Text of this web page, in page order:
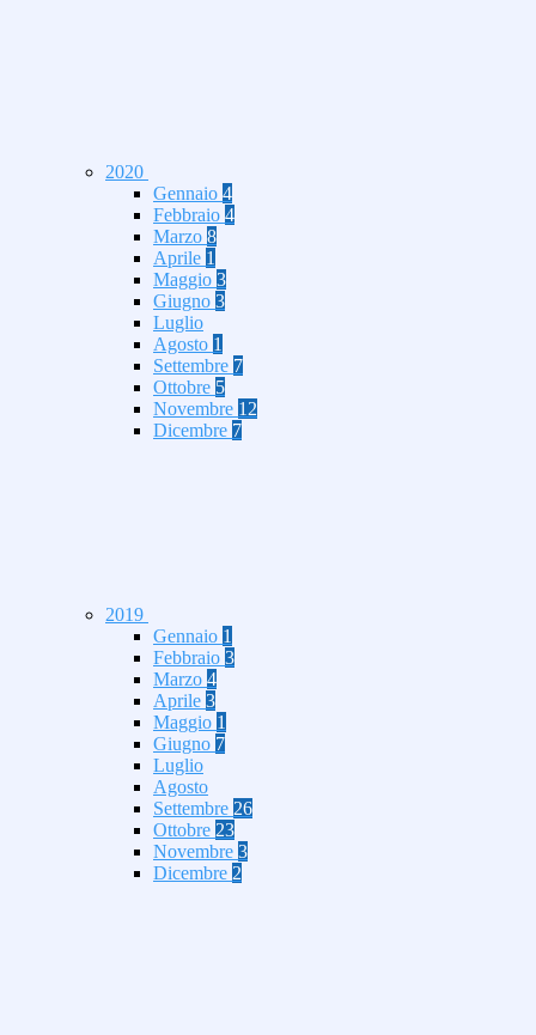
2020
Gennaio 4
Febbraio 4
Marzo 8
Aprile 1
Maggio 3
Giugno 3
Luglio
Agosto 1
Settembre 7
Ottobre 5
Novembre 12
Dicembre 7
2019
Gennaio 1
Febbraio 3
Marzo 4
Aprile 3
Maggio 1
Giugno 7
Luglio
Agosto
Settembre 26
Ottobre 23
Novembre 3
Dicembre 2